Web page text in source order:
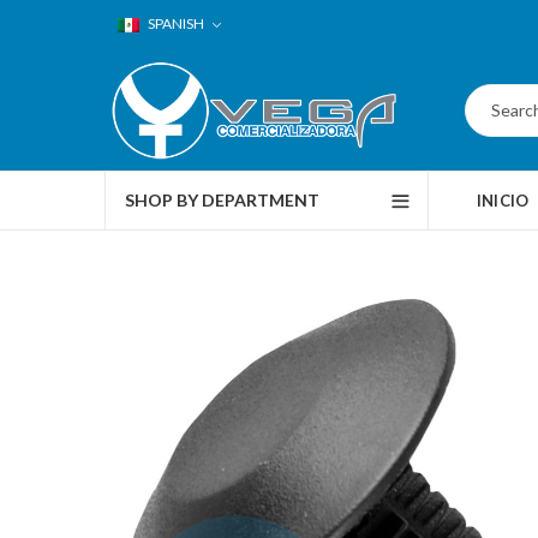
SPANISH
SHOP BY DEPARTMENT INICIO